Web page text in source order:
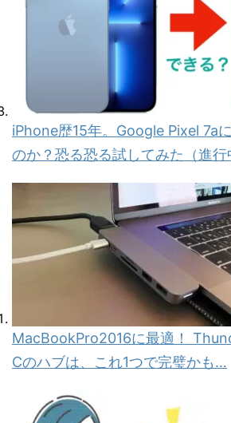
iPhone歴15年。Google Pixel 7a
のか？恐る恐る試してみた（進行
MacBookPro2016に最適！
Cのハブは、これ1つで完璧かも…